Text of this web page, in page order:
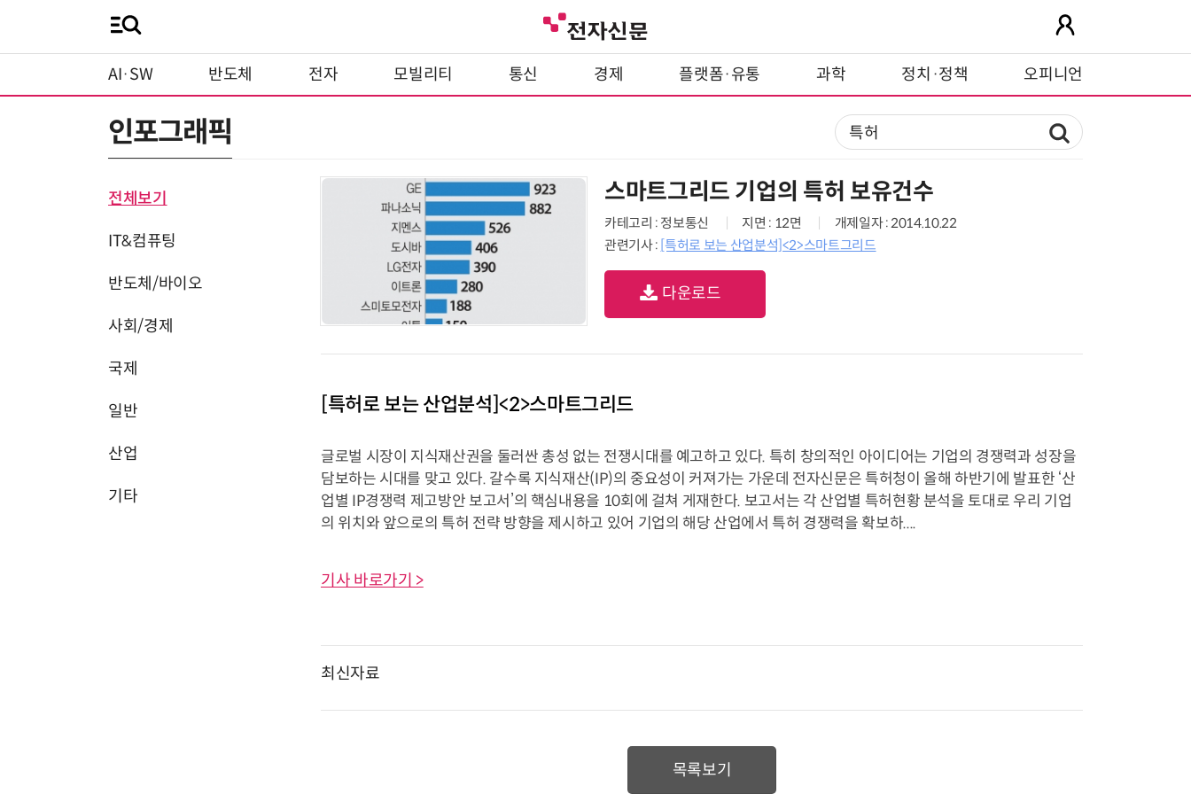
AI·SW 반도체 전자 모빌리티 통신 경제 플랫폼·유통 과학 정치·정책 오피니언
인포그래픽
전체보기
IT&컴퓨팅
반도체/바이오
사회/경제
국제
일반
산업
기타
스마트그리드 기업의 특허 보유건수
카테고리 : 정보통신 지면 : 12면
개제일자 : 2014.10.22
관련기사 : [특허로 보는 산업분석]<2>스마트그리드
다운로드
[특허로 보는 산업분석]<2>스마트그리드
글로벌 시장이 지식재산권을 둘러싼 총성 없는 전쟁시대를 예고하고 있다. 특히 창의적인 아이디어는 기업의 경쟁력과 성장을
담보하는 시대를 맞고 있다. 갈수록 지식재산(IP)의 중요성이 커져가는 가운데 전자신문은 특허청이 올해 하반기에 발표한 ‘산
업별 IP경쟁력 제고방안 보고서’의 핵심내용을 10회에 걸쳐 게재한다. 보고서는 각 산업별 특허현황 분석을 토대로 우리 기업
의 위치와 앞으로의 특허 전략 방향을 제시하고 있어 기업의 해당 산업에서 특허 경쟁력을 확보하....
기사 바로가기 >
최신자료
목록보기